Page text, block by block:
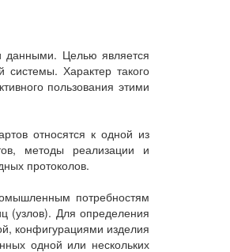
данными. Целью является
Характер такого
пользования этими
относятся к одной из
методы реализации и
протоколов.
потребностям
(узлов). Для определения
конфигурациями изделия
одной или нескольких